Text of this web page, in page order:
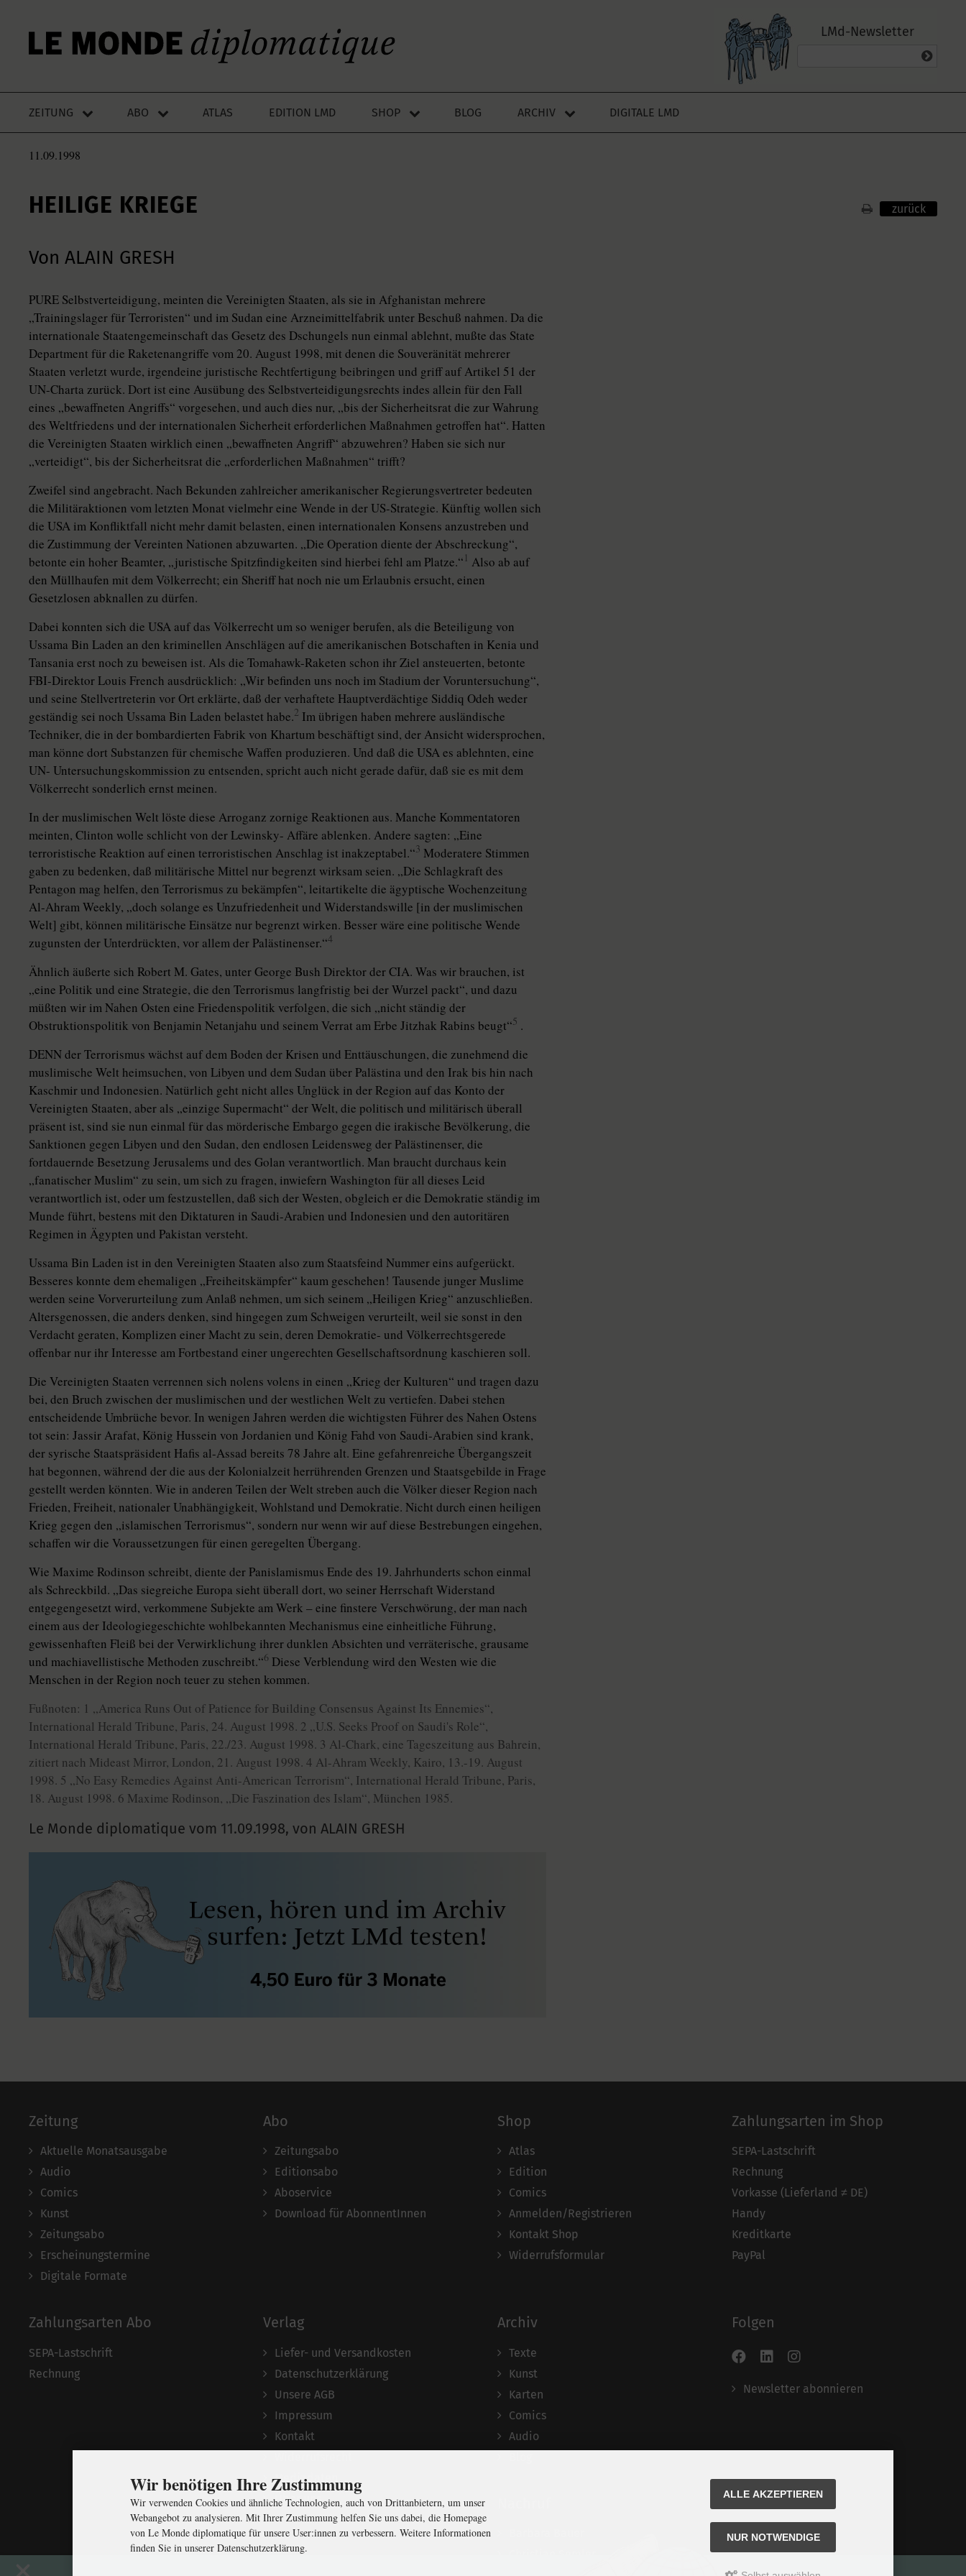
LMd-Newsletter
ZEITUNG ABO ATLAS EDITION LMD SHOP BLOG ARCHIV DIGITALE LMD
11.09.1998
HEILIGE KRIEGE zurück
Von ALAIN GRESH
PURE Selbstverteidigung, meinten die Vereinigten Staaten, als sie in Afghanistan mehrere
„Trainingslager für Terroristen“ und im Sudan eine Arzneimittelfabrik unter Beschuß nahmen. Da die
internationale Staatengemeinschaft das Gesetz des Dschungels nun einmal ablehnt, mußte das State
Department für die Raketenangriffe vom 20. August 1998, mit denen die Souveränität mehrerer
Staaten verletzt wurde, irgendeine juristische Rechtfertigung beibringen und griff auf Artikel 51 der
UN-Charta zurück. Dort ist eine Ausübung des Selbstverteidigungsrechts indes allein für den Fall
eines „bewaffneten Angriffs“ vorgesehen, und auch dies nur, „bis der Sicherheitsrat die zur Wahrung
des Weltfriedens und der internationalen Sicherheit erforderlichen Maßnahmen getroffen hat“. Hatten
die Vereinigten Staaten wirklich einen „bewaffneten Angriff“ abzuwehren? Haben sie sich nur
„verteidigt“, bis der Sicherheitsrat die „erforderlichen Maßnahmen“ trifft?
Zweifel sind angebracht. Nach Bekunden zahlreicher amerikanischer Regierungsvertreter bedeuten
die Militäraktionen vom letzten Monat vielmehr eine Wende in der US-Strategie. Künftig wollen sich
die USA im Konfliktfall nicht mehr damit belasten, einen internationalen Konsens anzustreben und
die Zustimmung der Vereinten Nationen abzuwarten. „Die Operation diente der Abschreckung“,
betonte ein hoher Beamter, „juristische Spitzfindigkeiten sind hierbei fehl am Platze.“ 1 Also ab auf
den Müllhaufen mit dem Völkerrecht; ein Sheriff hat noch nie um Erlaubnis ersucht, einen
Gesetzlosen abknallen zu dürfen.
Dabei konnten sich die USA auf das Völkerrecht um so weniger berufen, als die Beteiligung von
Ussama Bin Laden an den kriminellen Anschlägen auf die amerikanischen Botschaften in Kenia und
Tansania erst noch zu beweisen ist. Als die Tomahawk-Raketen schon ihr Ziel ansteuerten, betonte
FBI-Direktor Louis French ausdrücklich: „Wir befinden uns noch im Stadium der Voruntersuchung“,
und seine Stellvertreterin vor Ort erklärte, daß der verhaftete Hauptverdächtige Siddiq Odeh weder
geständig sei noch Ussama Bin Laden belastet habe.2 Im übrigen haben mehrere ausländische
Techniker, die in der bombardierten Fabrik von Khartum beschäftigt sind, der Ansicht widersprochen,
man könne dort Substanzen für chemische Waffen produzieren. Und daß die USA es ablehnten, eine
UN- Untersuchungskommission zu entsenden, spricht auch nicht gerade dafür, daß sie es mit dem
Völkerrecht sonderlich ernst meinen.
In der muslimischen Welt löste diese Arroganz zornige Reaktionen aus. Manche Kommentatoren
meinten, Clinton wolle schlicht von der Lewinsky- Affäre ablenken. Andere sagten: „Eine
terroristische Reaktion auf einen terroristischen Anschlag ist inakzeptabel.“3 Moderatere Stimmen
gaben zu bedenken, daß militärische Mittel nur begrenzt wirksam seien. „Die Schlagkraft des
Pentagon mag helfen, den Terrorismus zu bekämpfen“, leitartikelte die ägyptische Wochenzeitung
Al-Ahram Weekly, „doch solange es Unzufriedenheit und Widerstandswille [in der muslimischen
Welt] gibt, können militärische Einsätze nur begrenzt wirken. Besser wäre eine politische Wende
zugunsten der Unterdrückten, vor allem der Palästinenser.“4
Ähnlich äußerte sich Robert M. Gates, unter George Bush Direktor der CIA. Was wir brauchen, ist
„eine Politik und eine Strategie, die den Terrorismus langfristig bei der Wurzel packt“, und dazu
müßten wir im Nahen Osten eine Friedenspolitik verfolgen, die sich „nicht ständig der
Obstruktionspolitik von Benjamin Netanjahu und seinem Verrat am Erbe Jitzhak Rabins beugt“5 .
DENN der Terrorismus wächst auf dem Boden der Krisen und Enttäuschungen, die zunehmend die
muslimische Welt heimsuchen, von Libyen und dem Sudan über Palästina und den Irak bis hin nach
Kaschmir und Indonesien. Natürlich geht nicht alles Unglück in der Region auf das Konto der
Vereinigten Staaten, aber als „einzige Supermacht“ der Welt, die politisch und militärisch überall
präsent ist, sind sie nun einmal für das mörderische Embargo gegen die irakische Bevölkerung, die
Sanktionen gegen Libyen und den Sudan, den endlosen Leidensweg der Palästinenser, die
fortdauernde Besetzung Jerusalems und des Golan verantwortlich. Man braucht durchaus kein
„fanatischer Muslim“ zu sein, um sich zu fragen, inwiefern Washington für all dieses Leid
verantwortlich ist, oder um festzustellen, daß sich der Westen, obgleich er die Demokratie ständig im
Munde führt, bestens mit den Diktaturen in Saudi-Arabien und Indonesien und den autoritären
Regimen in Ägypten und Pakistan versteht.
Ussama Bin Laden ist in den Vereinigten Staaten also zum Staatsfeind Nummer eins aufgerückt.
Besseres konnte dem ehemaligen „Freiheitskämpfer“ kaum geschehen! Tausende junger Muslime
werden seine Vorverurteilung zum Anlaß nehmen, um sich seinem „Heiligen Krieg“ anzuschließen.
Altersgenossen, die anders denken, sind hingegen zum Schweigen verurteilt, weil sie sonst in den
Verdacht geraten, Komplizen einer Macht zu sein, deren Demokratie- und Völkerrechtsgerede
offenbar nur ihr Interesse am Fortbestand einer ungerechten Gesellschaftsordnung kaschieren soll.
Die Vereinigten Staaten verrennen sich nolens volens in einen „Krieg der Kulturen“ und tragen dazu
bei, den Bruch zwischen der muslimischen und der westlichen Welt zu vertiefen. Dabei stehen
entscheidende Umbrüche bevor. In wenigen Jahren werden die wichtigsten Führer des Nahen Ostens
tot sein: Jassir Arafat, König Hussein von Jordanien und König Fahd von Saudi-Arabien sind krank,
der syrische Staatspräsident Hafis al-Assad bereits 78 Jahre alt. Eine gefahrenreiche Übergangszeit
hat begonnen, während der die aus der Kolonialzeit herrührenden Grenzen und Staatsgebilde in Frage
gestellt werden könnten. Wie in anderen Teilen der Welt streben auch die Völker dieser Region nach
Frieden, Freiheit, nationaler Unabhängigkeit, Wohlstand und Demokratie. Nicht durch einen heiligen
Krieg gegen den „islamischen Terrorismus“, sondern nur wenn wir auf diese Bestrebungen eingehen,
schaffen wir die Voraussetzungen für einen geregelten Übergang.
Wie Maxime Rodinson schreibt, diente der Panislamismus Ende des 19. Jahrhunderts schon einmal
als Schreckbild. „Das siegreiche Europa sieht überall dort, wo seiner Herrschaft Widerstand
entgegengesetzt wird, verkommene Subjekte am Werk – eine finstere Verschwörung, der man nach
einem aus der Ideologiegeschichte wohlbekannten Mechanismus eine einheitliche Führung,
gewissenhaften Fleiß bei der Verwirklichung ihrer dunklen Absichten und verräterische, grausame
und machiavellistische Methoden zuschreibt.“6 Diese Verblendung wird den Westen wie die
Menschen in der Region noch teuer zu stehen kommen.
Fußnoten: 1 „America Runs Out of Patience for Building Consensus Against Its Ennemies“,
International Herald Tribune, Paris, 24. August 1998. 2 „U.S. Seeks Proof on Saudi's Role“,
International Herald Tribune, Paris, 22./23. August 1998. 3 Al-Chark, eine Tageszeitung aus Bahrein,
zitiert nach Mideast Mirror, London, 21. August 1998. 4 Al-Ahram Weekly, Kairo, 13.-19. August
1998. 5 „No Easy Remedies Against Anti-American Terrorism“, International Herald Tribune, Paris,
18. August 1998. 6 Maxime Rodinson, „Die Faszination des Islam“, München 1985.
Le Monde diplomatique vom 11.09.1998, von ALAIN GRESH
Zeitung
Aktuelle Monatsausgabe
Audio
Comics
Kunst
Zeitungsabo
Erscheinungstermine
Digitale Formate
Abo
Zeitungsabo
Editionsabo
Aboservice
Download für AbonnentInnen
Shop
Atlas
Edition
Comics
Anmelden/Registrieren
Kontakt Shop
Widerrufsformular
Zahlungsarten im Shop
SEPA-Lastschrift
Rechnung
Vorkasse (Lieferland ≠ DE)
Handy
Kreditkarte
PayPal
Zahlungsarten Abo
SEPA-Lastschrift
Rechnung
Verlag
Liefer- und Versandkosten
Datenschutzerklärung
Unsere AGB
Impressum
Kontakt
Mediadaten
Über uns
Archiv
Texte
Kunst
Karten
Comics
Audio
Folgen
Newsletter abonnieren
Wir benötigen Ihre Zustimmung
Wir verwenden Cookies und ähnliche Technologien, auch von Drittanbietern, um unser
Webangebot zu analysieren. Mit Ihrer Zustimmung helfen Sie uns dabei, die Homepage
von Le Monde diplomatique für unsere User:innen zu verbessern. Weitere Informationen
finden Sie in unserer Datenschutzerklärung.
ALLE AKZEPTIEREN
NUR NOTWENDIGE